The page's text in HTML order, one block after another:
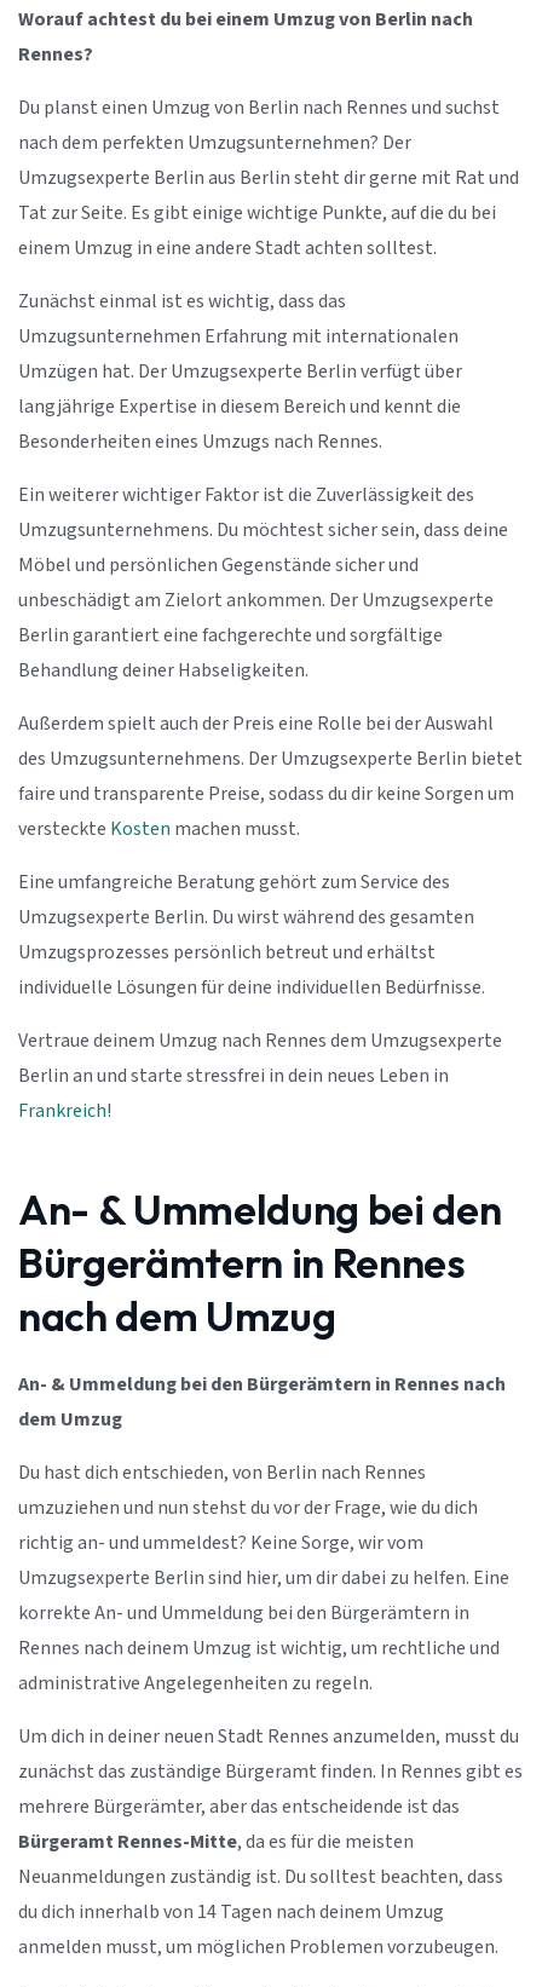
Worauf achtest du bei einem Umzug von Berlin nach
Rennes?
Du planst einen Umzug von Berlin nach Rennes und suchst
nach dem perfekten Umzugsunternehmen? Der
Umzugsexperte Berlin aus Berlin steht dir gerne mit Rat und
Tat zur Seite. Es gibt einige wichtige Punkte, auf die du bei
einem Umzug in eine andere Stadt achten solltest.
Zunächst einmal ist es wichtig, dass das
Umzugsunternehmen Erfahrung mit internationalen
Umzügen hat. Der Umzugsexperte Berlin verfügt über
langjährige Expertise in diesem Bereich und kennt die
Besonderheiten eines Umzugs nach Rennes.
Ein weiterer wichtiger Faktor ist die Zuverlässigkeit des
Umzugsunternehmens. Du möchtest sicher sein, dass deine
Möbel und persönlichen Gegenstände sicher und
unbeschädigt am Zielort ankommen. Der Umzugsexperte
Berlin garantiert eine fachgerechte und sorgfältige
Behandlung deiner Habseligkeiten.
Außerdem spielt auch der Preis eine Rolle bei der Auswahl
des Umzugsunternehmens. Der Umzugsexperte Berlin bietet
faire und transparente Preise, sodass du dir keine Sorgen um
versteckte Kosten machen musst.
Eine umfangreiche Beratung gehört zum Service des
Umzugsexperte Berlin. Du wirst während des gesamten
Umzugsprozesses persönlich betreut und erhältst
individuelle Lösungen für deine individuellen Bedürfnisse.
Vertraue deinem Umzug nach Rennes dem Umzugsexperte
Berlin an und starte stressfrei in dein neues Leben in
Frankreich!
An- & Ummeldung bei den
Bürgerämtern in Rennes
nach dem Umzug
An- & Ummeldung bei den Bürgerämtern in Rennes nach
dem Umzug
Du hast dich entschieden, von Berlin nach Rennes
umzuziehen und nun stehst du vor der Frage, wie du dich
richtig an- und ummeldest? Keine Sorge, wir vom
Umzugsexperte Berlin sind hier, um dir dabei zu helfen. Eine
korrekte An- und Ummeldung bei den Bürgerämtern in
Rennes nach deinem Umzug ist wichtig, um rechtliche und
administrative Angelegenheiten zu regeln.
Um dich in deiner neuen Stadt Rennes anzumelden, musst du
zunächst das zuständige Bürgeramt finden. In Rennes gibt es
mehrere Bürgerämter, aber das entscheidende ist das
Bürgeramt Rennes-Mitte, da es für die meisten
Neuanmeldungen zuständig ist. Du solltest beachten, dass
du dich innerhalb von 14 Tagen nach deinem Umzug
anmelden musst, um möglichen Problemen vorzubeugen.